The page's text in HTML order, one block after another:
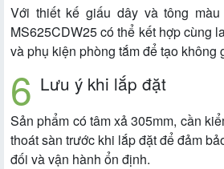
Với thiết kế giấu dây và tông màu
MS625CDW25 có thể kết hợp cùng
và phụ kiện phòng tắm để tạo không
Lưu ý khi lắp đặt
Sản phẩm có tâm xả 305mm, cần
thoát sàn trước khi lắp đặt để đảm
đối và vận hành ổn định.